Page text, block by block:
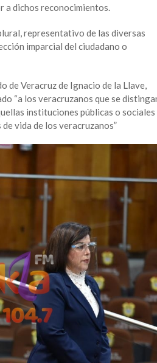
a dichos reconocimientos.
representativo de las diversas
imparcial del ciudadano o
de Veracruz de Ignacio de la Llave,
“a los veracruzanos que se
instituciones públicas o sociales
vida de los veracruzanos”